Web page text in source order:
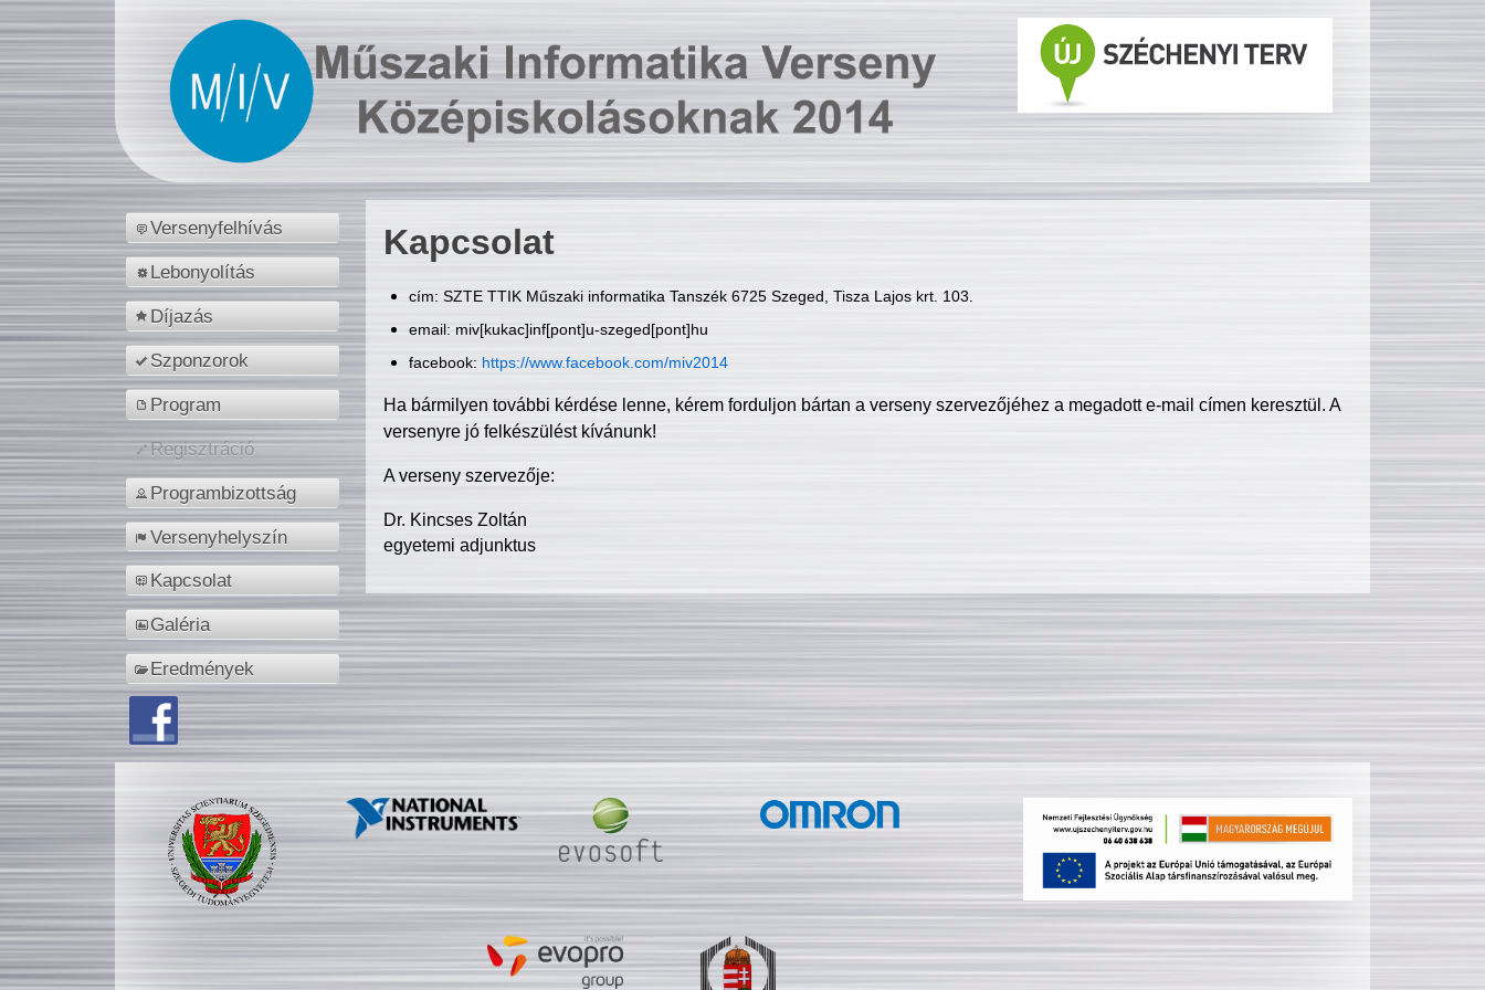
Versenyfelhívás
Lebonyolítás
Díjazás
Szponzorok
Program
Regisztráció
Programbizottság
Versenyhelyszín
Kapcsolat
Galéria
Eredmények
Kapcsolat
cím: SZTE TTIK Műszaki informatika Tanszék 6725 Szeged, Tisza Lajos krt. 103.
email: miv[kukac]inf[pont]u-szeged[pont]hu
facebook: https://www.facebook.com/miv2014
Ha bármilyen további kérdése lenne, kérem forduljon bártan a verseny szervezőjéhez a megadott e-mail címen keresztül. A
versenyre jó felkészülést kívánunk!
A verseny szervezője:
Dr. Kincses Zoltán
egyetemi adjunktus